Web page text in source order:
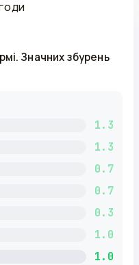
Значних збурень
1.3
1.3
0.7
0.7
0.3
1.0
1.0